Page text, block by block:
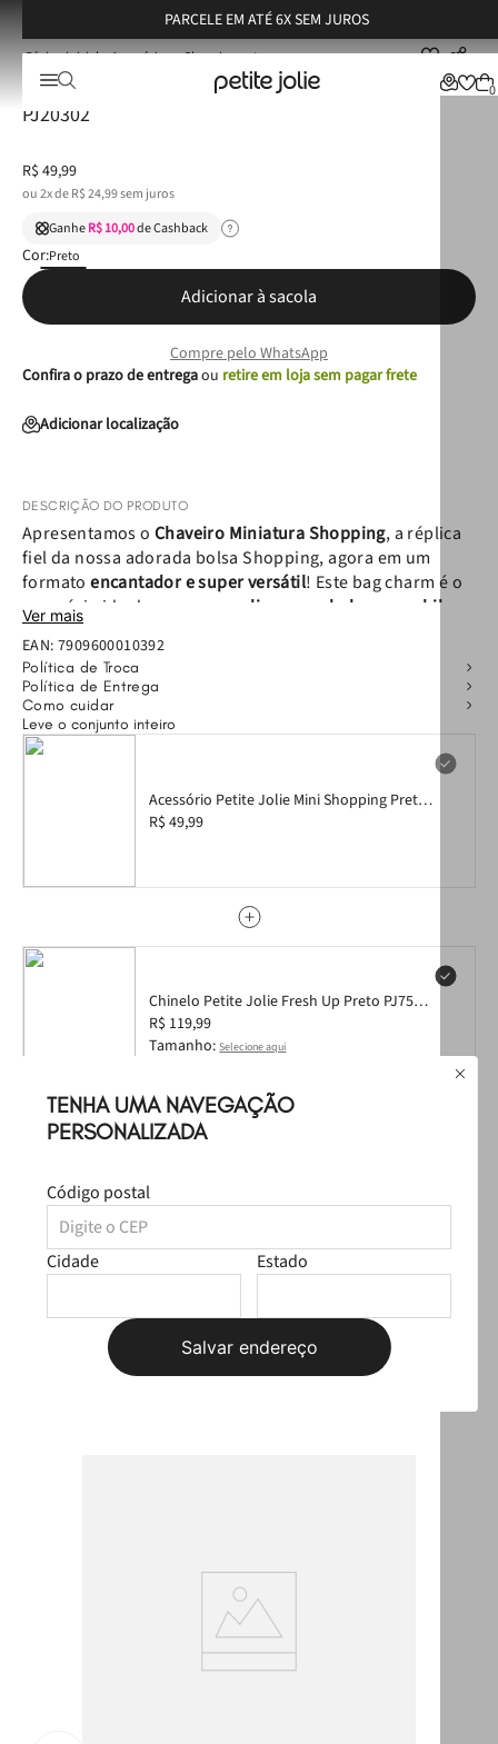
PARCELE EM ATÉ 6X SEM JUROS
TENHA UMA NAVEGAÇÃO
PERSONALIZADA
Código postal
Cidade Estado
Salvar endereço
0
Acessórios Chaveiros Acessório Petite Jolie Mini Shopping Preto PJ20302
Acessório Petite Jolie Mini Shopping Preto
PJ20302
R$ 49,99
ou2x deR$24,99sem juros
GanheR$ 10,00de Cashback
Cor:Preto
Adicionar à sacola
Compre pelo WhatsApp
Confira o prazo de entregaou retire em loja sem pagar frete
Adicionar localização
DESCRIÇÃO DO PRODUTO
Apresentamos o Chaveiro Miniatura Shopping, a réplica
fiel da nossa adorada bolsa Shopping, agora em um
formatoencantador e super versátil! Este bag charm é o
acessório ideal para
personalizar suas bolsas, mochilas e
chavescom aquele toque especial e único que só a Petite
Jolie sabe criar.
Produzido com os mesmos
da bolsa
original, ele pode ser muito mais que um simples
chaveiro: é umcharme de personalidadepara seu visual
ou uma
para seus pequenos itens do
Ver mais
EAN: 7909600010392
Política de Troca
Política de Entrega
Como cuidar
Leve o conjunto inteiro
Acessório Petite Jolie Mini Shopping Preto
PJ20302
R$ 49,99
Chinelo Petite Jolie Fresh Up Preto PJ7592
35
R$ 119,99
Tamanho: Selecione aqui
Bolsa Petite Jolie Moon Preto PJ11367
R$ 229,99
Selecione o tamanho